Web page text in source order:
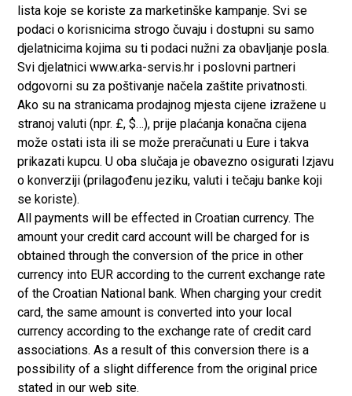
lista koje se koriste za marketinške kampanje. Svi se
podaci o korisnicima strogo čuvaju i dostupni su samo
djelatnicima kojima su ti podaci nužni za obavljanje posla.
Svi djelatnici www.arka-servis.hr i poslovni partneri
odgovorni su za poštivanje načela zaštite privatnosti.
Ako su na stranicama prodajnog mjesta cijene izražene u
stranoj valuti (npr. £, $…), prije plaćanja konačna cijena
može ostati ista ili se može preračunati u Eure i takva
prikazati kupcu. U oba slučaja je obavezno osigurati Izjavu
o konverziji (prilagođenu jeziku, valuti i tečaju banke koji
se koriste).
All payments will be effected in Croatian currency. The
amount your credit card account will be charged for is
obtained through the conversion of the price in other
currency into EUR according to the current exchange rate
of the Croatian National bank. When charging your credit
card, the same amount is converted into your local
currency according to the exchange rate of credit card
associations. As a result of this conversion there is a
possibility of a slight difference from the original price
stated in our web site.